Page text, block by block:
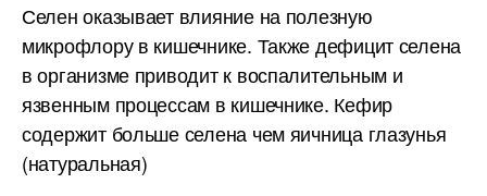
Селен оказывает влияние на полезную
микрофлору в кишечнике. Также дефицит селена
в организме приводит к воспалительным и
язвенным процессам в кишечнике. Кефир
содержит больше селена чем яичница глазунья
(натуральная)